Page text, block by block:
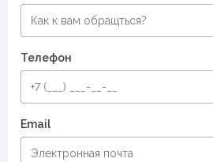
Телефон
Email